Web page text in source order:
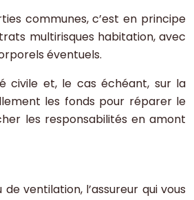
communes, c’est en principe
multirisques habitation, avec
éventuels.
civile et, le cas échéant, sur la
les fonds pour réparer le
les responsabilités en amont
ventilation, l’assureur qui vous